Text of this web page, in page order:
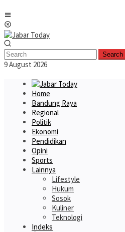
to
content
Search
9 August 2026
Home
Bandung Raya
Regional
Politik
Ekonomi
Pendidikan
Opini
Sports
Lainnya
Lifestyle
Hukum
Sosok
Kuliner
Teknologi
Indeks